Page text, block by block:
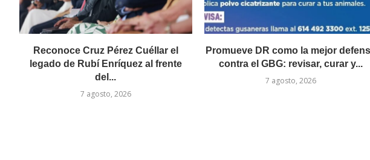
Reconoce Cruz Pérez Cuéllar el
legado de Rubí Enríquez al frente
del...
7 agosto, 2026
Promueve DR como la mejor
contra el GBG: revisar, curar y...
7 agosto, 2026